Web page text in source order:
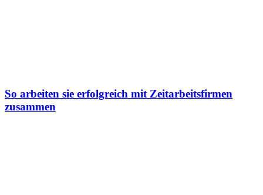
So arbeiten sie erfolgreich mit Zeitarbeitsfirmen
zusammen